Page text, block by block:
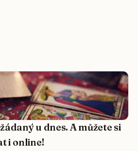
u dnes. A můžete si
i online!